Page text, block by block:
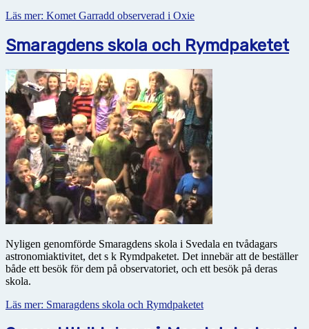
Läs mer: Komet Garradd observerad i Oxie
Smaragdens skola och Rymdpaketet
Nyligen genomförde Smaragdens skola i Svedala en tvådagars
astronomiaktivitet, det s k Rymdpaketet. Det innebär att de beställer
både ett besök för dem på observatoriet, och ett besök på deras
skola.
Läs mer: Smaragdens skola och Rymdpaketet